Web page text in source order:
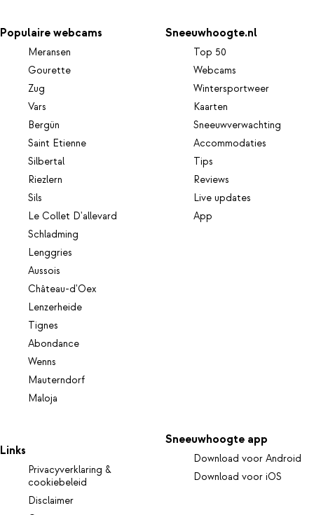
Populaire webcams
Meransen
Gourette
Zug
Vars
Bergün
Saint Etienne
Silbertal
Riezlern
Sils
Le Collet D'allevard
Schladming
Lenggries
Aussois
Château-d'Oex
Lenzerheide
Tignes
Abondance
Wenns
Mauterndorf
Maloja
Sneeuwhoogte.nl
Top 50
Webcams
Wintersportweer
Kaarten
Sneeuwverwachting
Accommodaties
Tips
Reviews
Live updates
App
Links
Privacyverklaring &
cookiebeleid
Disclaimer
Sneeuwhoogte app
Download voor Android
Download voor iOS